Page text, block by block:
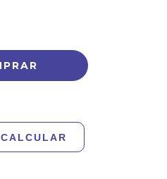
CALCULAR